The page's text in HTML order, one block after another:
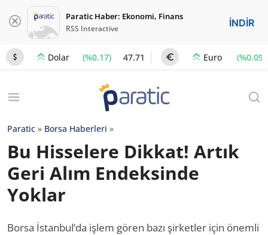
Paratic Haber: Ekonomi, Finans
RSS Interactive İNDİR
Dolar (%0.17) 47.71 Euro (%0.09)
Paratic » Borsa Haberleri »
Bu Hisselere Dikkat! Artık
Geri Alım Endeksinde
Yoklar
Borsa İstanbul’da işlem gören bazı şirketler için önemli